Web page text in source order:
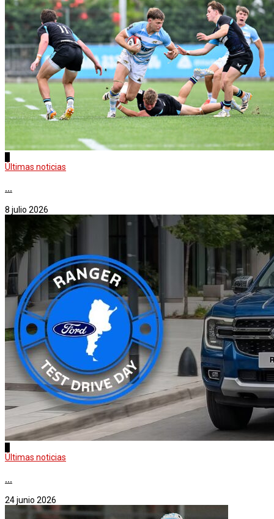
Últimas noticias
...
8 julio 2026
Últimas noticias
...
24 junio 2026